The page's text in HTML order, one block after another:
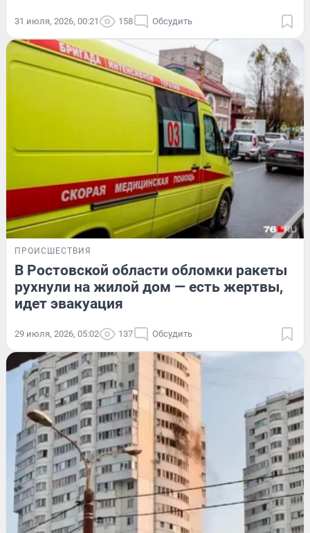
31 июля, 2026, 00:21 158 Обсудить
ПРОИСШЕСТВИЯ
В Ростовской области обломки ракеты
рухнули на жилой дом — есть жертвы,
идет эвакуация
29 июля, 2026, 05:02 137 Обсудить